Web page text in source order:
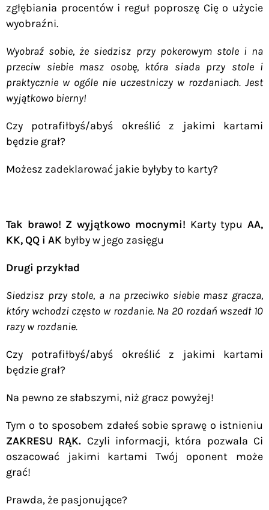
zgłębiania procentów i reguł poproszę Cię o użycie
wyobraźni.
Wyobraź sobie, że siedzisz przy pokerowym stole i na
przeciw siebie masz osobę, która siada przy stole i
praktycznie w ogóle nie uczestniczy w rozdaniach. Jest
wyjątkowo bierny!
Czy potrafiłbyś/abyś określić z jakimi kartami
będzie grał?
Możesz zadeklarować jakie byłyby to karty?
Tak brawo! Z wyjątkowo mocnymi! Karty typuAA,
KK, QQ i AK byłby w jego zasięgu
Drugi przykład
Siedzisz przy stole, a na przeciwko siebie masz gracza,
który wchodzi często w rozdanie. Na 20 rozdań wszedł 10
razy w rozdanie.
Czy potrafiłbyś/abyś określić z jakimi kartami
będzie grał?
Na pewno ze słabszymi, niż gracz powyżej!
Tym o to sposobem zdałeś sobie sprawę o istnieniu
ZAKRESU RĄK. Czyli informacji, która pozwala Ci
oszacować jakimi kartami Twój oponent może
grać!
Prawda, że pasjonujące?